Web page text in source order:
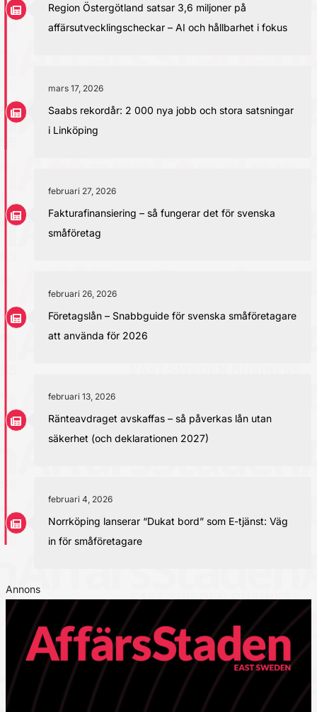
Region Östergötland satsar 3,6 miljoner på
affärsutvecklingscheckar – AI och hållbarhet i fokus
mars 17, 2026
Saabs rekordår: 2 000 nya jobb och stora satsningar
i Linköping
februari 27, 2026
Fakturafinansiering – så fungerar det för svenska
småföretag
februari 26, 2026
Företagslån – Snabbguide för svenska småföretagare
att använda för 2026
februari 13, 2026
Ränteavdraget avskaffas – så påverkas lån utan
säkerhet (och deklarationen 2027)
februari 4, 2026
Norrköping lanserar “Dukat bord” som E-tjänst: Väg
in för småföretagare
Annons